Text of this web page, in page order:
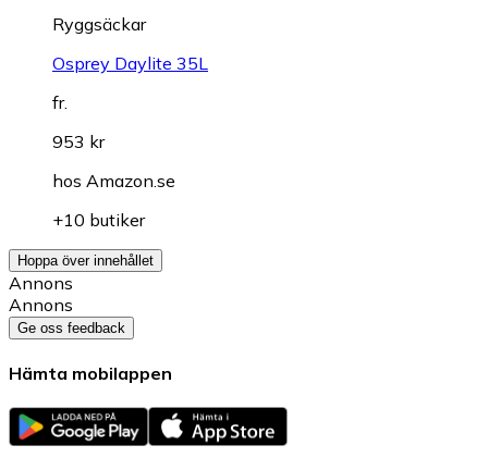
Ryggsäckar
Osprey Daylite 35L
fr.
953 kr
hos Amazon.se
+10 butiker
Hoppa över innehållet
Annons
Annons
Ge oss feedback
Hämta mobilappen